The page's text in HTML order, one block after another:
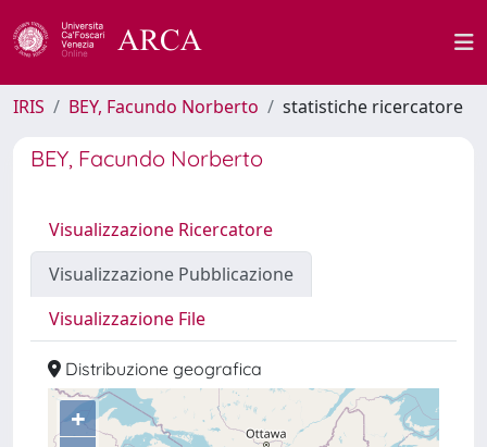
IRIS BEY, Facundo Norberto statistiche ricercatore
BEY, Facundo Norberto
Visualizzazione Ricercatore
Visualizzazione Pubblicazione
Visualizzazione File
Distribuzione geografica
+